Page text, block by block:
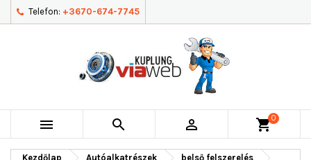
Telefon: +3670-674-7745
   shopping_cart0
Kezdőlap Autóalkatrészek
belső felszerelés